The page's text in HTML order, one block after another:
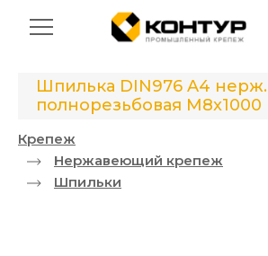
Шпилька DIN976 A4 нерж.
полнорезьбовая М8x1000
Крепеж
Нержавеющий крепеж
Шпильки